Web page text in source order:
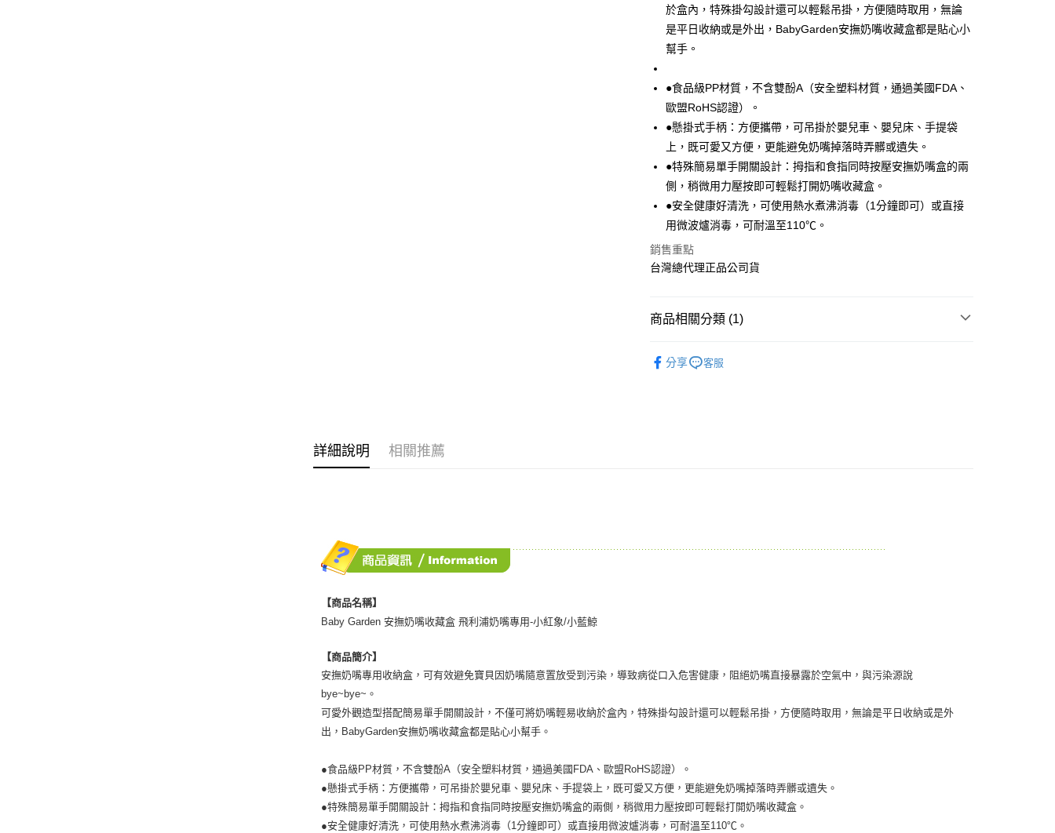
【關於「AFTEE先享後付」】
便利好安心！
１．簡單：不需註冊會員、不需綁卡、不需儲值。
【「AFTEE先享後付」結帳流程】
１．於結帳方式選擇「AFTEE先享後付」後，將跳轉至「AFTEE先享後
付」結帳頁面，進行簡訊認證並確認金額後，即可完成結帳。
２．訂單成立數日內，您將收到繳費通知簡訊。
３．收到繳費通知簡訊後14天內，點擊此簡訊中的連結，可透過四大超商
※ 請注意：結帳手續完成當下不需立刻繳費，但若您需要取消訂單，請聯
絡購買商品的店家。未經商家同意取消之訂單仍視為有效，需透過AFTEE
先享後付繳納相關費用。
※ 交易是否成功請以「AFTEE先享後付 」之結帳頁面顯示為準，若有關於
是否繳費成功／繳費後需取消欲退款等相關疑問，請聯繫「AFTEE先享後
付客戶支援中心」https://netprotections.freshdesk.com/support/home
交易，需依本服務之必要範圍內提供個人資料，並將交易相關給付款項請
https://aftee.tw/terms/#terms3
ATM付款
每筆NT$70，滿NT$600(含以上)免運費
7-11取貨付款
每筆NT$70，滿NT$600(含以上)免運費
每筆NT$80，滿NT$600(含以上)免運費
付款後門市自取
免運費
於盒內，特殊掛勾設計還可以輕鬆吊掛，方便隨時取用，無論
是平日收納或是外出，BabyGarden安撫奶嘴收藏盒都是貼心小
幫手。
●食品級PP材質，不含雙酚A（安全塑料材質，通過美國FDA、
歐盟RoHS認證）。
●懸掛式手柄：方便攜帶，可吊掛於嬰兒車、嬰兒床、手提袋
上，既可愛又方便，更能避免奶嘴掉落時弄髒或遺失。
●特殊簡易單手開關設計：拇指和食指同時按壓安撫奶嘴盒的兩
側，稍微用力壓按即可輕鬆打開奶嘴收藏盒。
●安全健康好清洗，可使用熱水煮沸消毒（1分鐘即可）或直接
用微波爐消毒，可耐溫至110℃。
銷售重點
台灣總代理正品公司貨
商品相關分類 (1)
分享
客服
詳細說明 相關推薦
【商品名稱】
Baby Garden 安撫奶嘴收藏盒 飛利浦奶嘴專用-小紅象/小藍鯨
【商品簡介】
安撫奶嘴專用收納盒，可有效避免寶貝因奶嘴隨意置放受到污染，導致病從口入危害健康，阻絕奶嘴直接暴露於空氣中，與污染源說
bye~bye~。
可愛外觀造型搭配簡易單手開關設計，不僅可將奶嘴輕易收納於盒內，特殊掛勾設計還可以輕鬆吊掛，方便隨時取用，無論是平日收納或是外
出，BabyGarden安撫奶嘴收藏盒都是貼心小幫手。
●食品級PP材質，不含雙酚A（安全塑料材質，通過美國FDA、歐盟RoHS認證）。
●懸掛式手柄：方便攜帶，可吊掛於嬰兒車、嬰兒床、手提袋上，既可愛又方便，更能避免奶嘴掉落時弄髒或遺失。
●特殊簡易單手開關設計：拇指和食指同時按壓安撫奶嘴盒的兩側，稍微用力壓按即可輕鬆打開奶嘴收藏盒。
●安全健康好清洗，可使用熱水煮沸消毒（1分鐘即可）或直接用微波爐消毒，可耐溫至110℃。